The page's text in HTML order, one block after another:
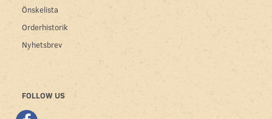
Önskelista
Orderhistorik
Nyhetsbrev
FOLLOW US